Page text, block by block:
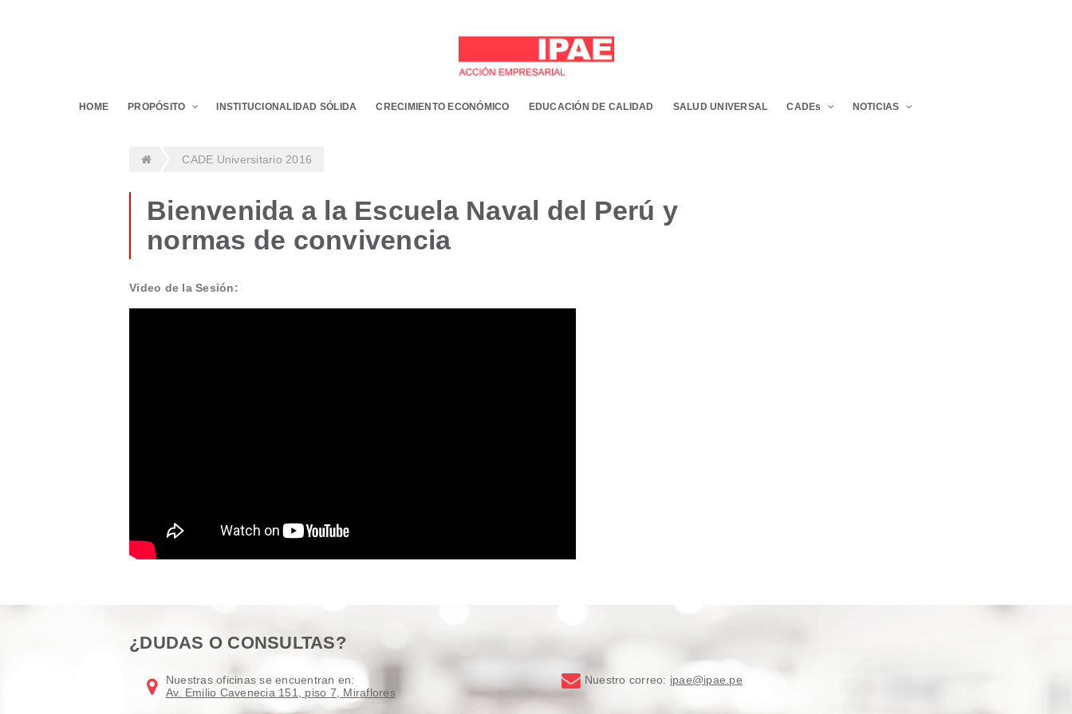
HOME PROPÓSITO INSTITUCIONALIDAD SÓLIDA CRECIMIENTO ECONÓMICO EDUCACIÓN DE CALIDAD SALUD UNIVERSAL CADEs NOTICIAS
CADE Universitario 2016
Bienvenida a la Escuela Naval del Perú y
normas de convivencia
Video de la Sesión:
¿DUDAS O CONSULTAS?
Nuestras oficinas se encuentran en:
Av. Emilio Cavenecia 151, piso 7, Miraflores
Nuestro correo: ipae@ipae.pe